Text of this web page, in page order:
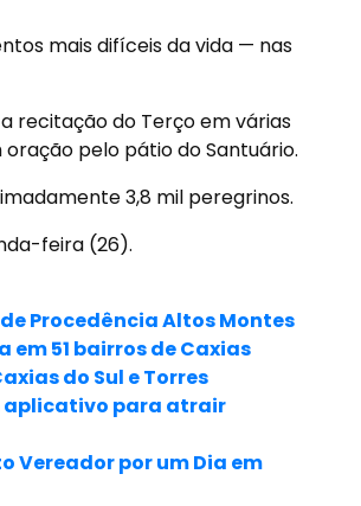
mais difíceis da vida — nas
recitação do Terço em várias
pelo pátio do Santuário.
3,8 mil peregrinos.
feira (26).
Procedência Altos Montes
51 bairros de Caxias
do Sul e Torres
aplicativo para atrair
Vereador por um Dia em